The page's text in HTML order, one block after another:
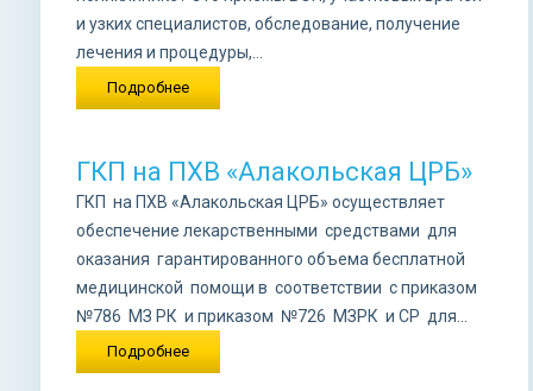
и узких специалистов, обследование, получение
лечения и процедуры,...
Подробнее
ГКП на ПХВ «Алакольская ЦРБ»
ГКП на ПХВ «Алакольская ЦРБ» осуществляет
обеспечение лекарственными средствами для
оказания гарантированного объема бесплатной
медицинской помощи в соответствии с приказом
№786 МЗ РК и приказом №726 МЗРК и СР для...
Подробнее